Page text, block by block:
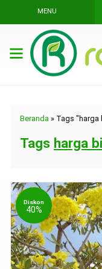
MENU
Beranda » Tags "harga
Tags harga
Diskon
40%